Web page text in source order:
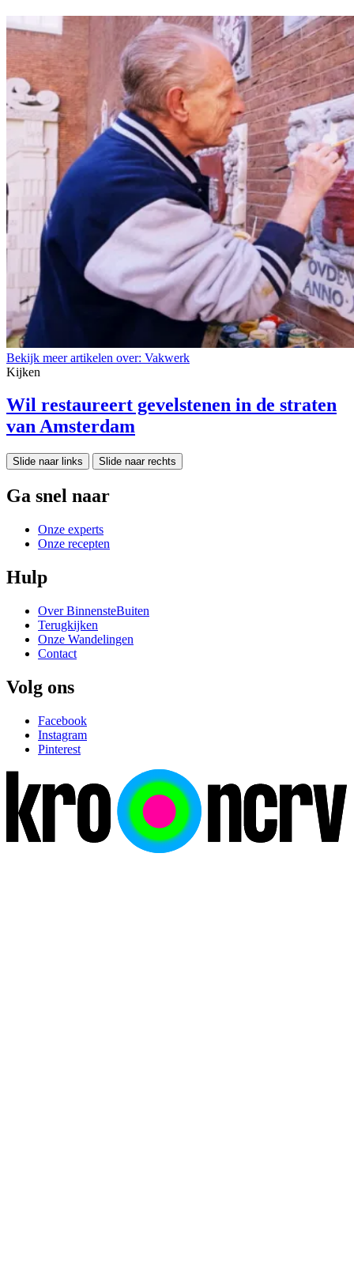
Bekijk meer artikelen over: Vakwerk
Kijken
Wil restaureert gevelstenen in de straten
van Amsterdam
Slide naar links Slide naar rechts
Ga snel naar
Onze experts
Onze recepten
Hulp
Over BinnensteBuiten
Terugkijken
Onze Wandelingen
Contact
Volg ons
Facebook
Instagram
Pinterest